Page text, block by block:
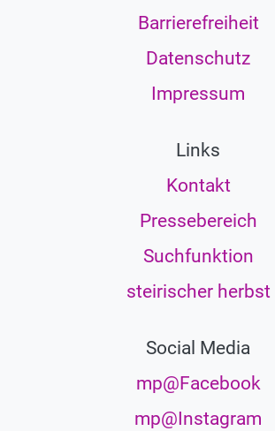
Barrierefreiheit
Datenschutz
Impressum
Links
Kontakt
Pressebereich
Suchfunktion
steirischer herbst
Social Media
mp@Facebook
mp@Instagram